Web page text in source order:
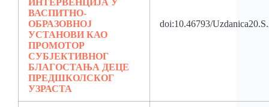
ВАСПИТНО-
ОБРАЗОВНОЈ
УСТАНОВИ КАО
ПРОМОТОР
СУБЈЕКТИВНОГ
БЛАГОСТАЊА ДЕЦЕ
ПРЕДШКОЛСКОГ
УЗРАСТА
doi:10.46793/